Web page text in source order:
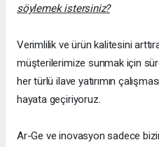
söylemek istersiniz?
Verimlilik ve ürün kalitesini
müşterilerimize sunmak için
her türlü ilave yatırımın
hayata geçiriyoruz.
Ar-Ge ve inovasyon sadece